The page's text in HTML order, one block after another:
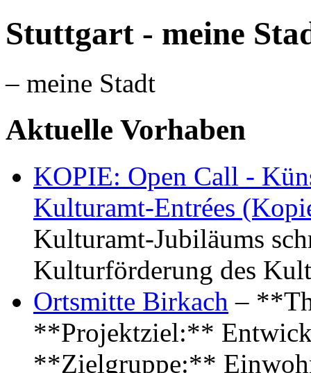
Stuttgart - meine
– meine Stadt
Aktuelle Vorhaben
KOPIE: Open Call -
Kulturamt-Entrées
Kulturamt-Jubiläums
Kulturförderung des
Ortsmitte Birkach –
**Projektziel:**
**Zielgruppe:**